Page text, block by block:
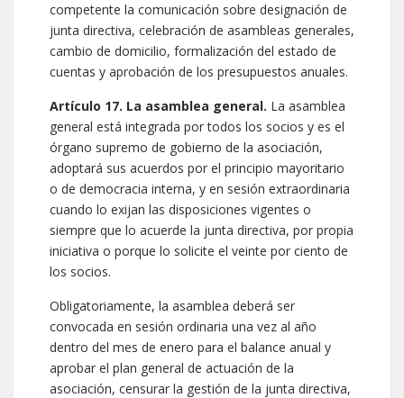
competente la comunicación sobre designación de
junta directiva, celebración de asambleas generales,
cambio de domicilio, formalización del estado de
cuentas y aprobación de los presupuestos anuales.
Artículo 17. La asamblea general. La asamblea
general está integrada por todos los socios y es el
órgano supremo de gobierno de la asociación,
adoptará sus acuerdos por el principio mayoritario
o de democracia interna, y en sesión extraordinaria
cuando lo exijan las disposiciones vigentes o
siempre que lo acuerde la junta directiva, por propia
iniciativa o porque lo solicite el veinte por ciento de
los socios.
Obligatoriamente, la asamblea deberá ser
convocada en sesión ordinaria una vez al año
dentro del mes de enero para el balance anual y
aprobar el plan general de actuación de la
asociación, censurar la gestión de la junta directiva,